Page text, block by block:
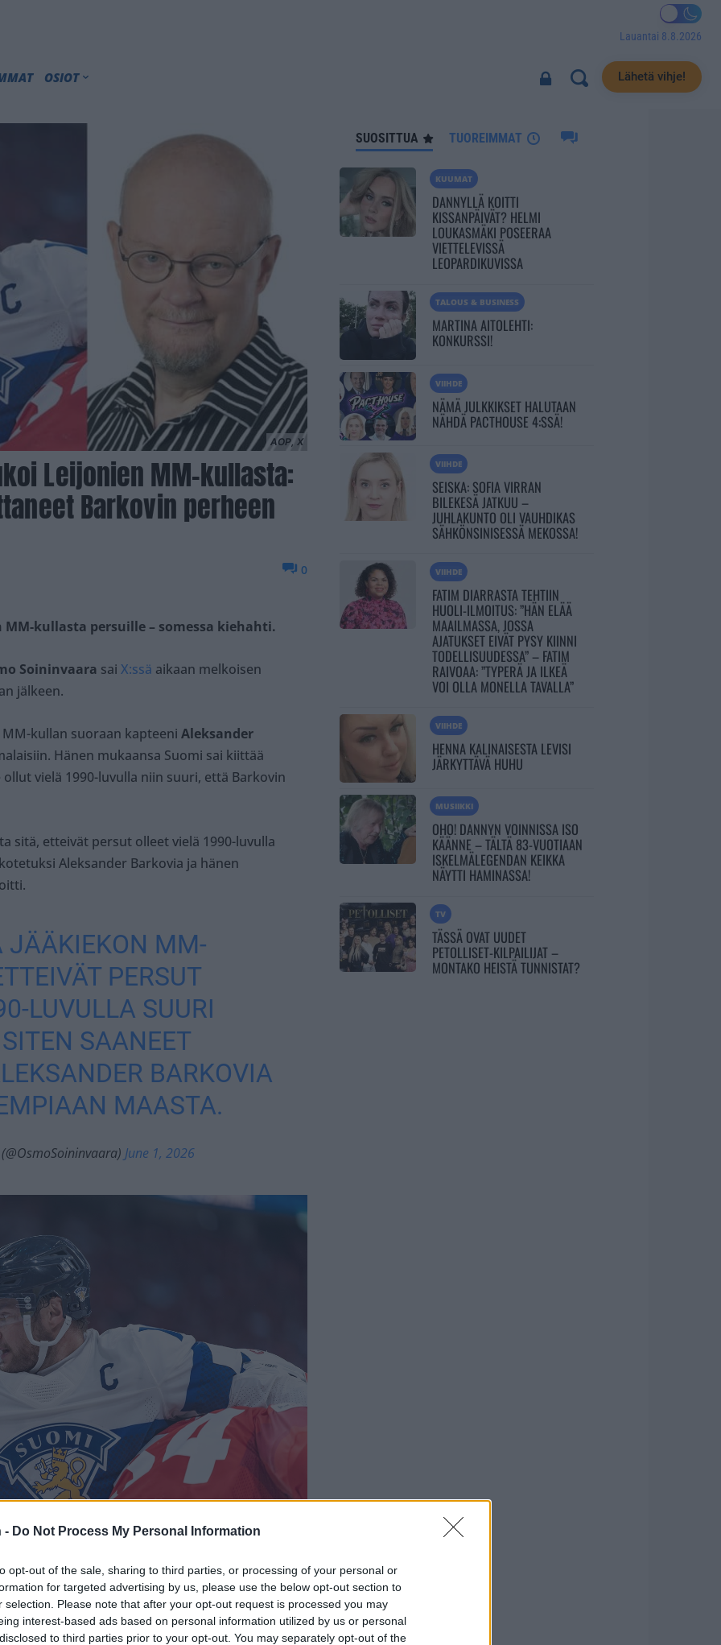
- Do Not Process My Personal Information
opt-out of the sale, sharing to third parties, or processing of your personal or
for targeted advertising by us, please use the below opt-out section to
selection. Please note that after your opt-out request is processed you may
interest-based ads based on personal information utilized by us or personal
to third parties prior to your opt-out. You may separately opt-out of the
Lauantai 8.8.2026
OSIOT Lähetä vihje!
AOP, X
Leijonien MM-kullasta:
Barkovin perheen
0
kullasta persuille – somessa kiehahti.
Soininvaara sai X:ssä aikaan melkoisen
jälkeen.
kullan suoraan kapteeni Aleksander
Hänen mukaansa Suomi sai kiittää
vielä 1990-luvulla niin suuri, että Barkovin
sitä, etteivät persut olleet vielä 1990-luvulla
Aleksander Barkovia ja hänen
MM-
PERSUT
LUVULLA SUURI
SAANEET
BARKOVIA
MAASTA.
June 1, 2026
NHL-tähdistä. Kuva: All Over Press
tylyä palautetta.
SUOSITTUA TUOREIMMAT
KUUMAT
DANNYLLÄ KOITTI
KISSANPÄIVÄT? HELMI
LOUKASMÄKI POSEERAA
VIETTELEVISSÄ
LEOPARDIKUVISSA
TALOUS & BUSINESS
MARTINA AITOLEHTI:
KONKURSSI!
VIIHDE
NÄMÄ JULKKIKSET HALUTAAN
NÄHDÄ PACTHOUSE 4:SSÄ!
VIIHDE
SEISKA: SOFIA VIRRAN
BILEKESÄ JATKUU –
JUHLAKUNTO OLI VAUHDIKAS
SÄHKÖNSINISESSÄ MEKOSSA!
VIIHDE
FATIM DIARRASTA TEHTIIN
HUOLI-ILMOITUS: ”HÄN ELÄÄ
MAAILMASSA, JOSSA
AJATUKSET EIVÄT PYSY KIINNI
TODELLISUUDESSA” – FATIM
RAIVOAA: ”TYPERÄ JA ILKEÄ
VOI OLLA MONELLA TAVALLA”
VIIHDE
HENNA KALINAISESTA LEVISI
JÄRKYTTÄVÄ HUHU
MUSIIKKI
OHO! DANNYN VOINNISSA ISO
KÄÄNNE – TÄLTÄ 83-VUOTIAAN
ISKELMÄLEGENDAN KEIKKA
NÄYTTI HAMINASSA!
TV
TÄSSÄ OVAT UUDET
PETOLLISET-KILPAILIJAT –
MONTAKO HEISTÄ TUNNISTAT?